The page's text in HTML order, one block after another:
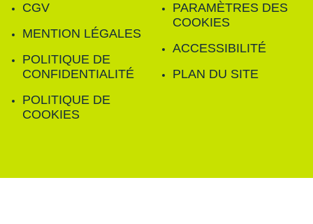
CGV
MENTION LÉGALES
POLITIQUE DE
CONFIDENTIALITÉ
POLITIQUE DE
COOKIES
PARAMÈTRES DES
COOKIES
ACCESSIBILITÉ
PLAN DU SITE